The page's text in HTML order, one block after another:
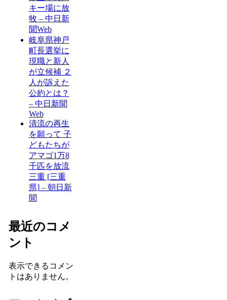
キー場に放
牧 – 中日新
聞Web
岐阜県神戸
町長選挙に
現職と新人
が立候補 ２
人が訴えた
公約とは？
– 中日新聞
Web
清流の再生
を願って 子
どもたちが
アマゴ1万8
千匹を放流
三重 [三重
県] – 朝日新
聞
最近のコメ
ント
表示できるコメン
トはありません。